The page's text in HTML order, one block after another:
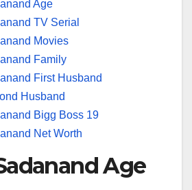
Age
TV Serial
Movies
Family
First Husband
Husband
Bigg Boss 19
Net Worth
Age